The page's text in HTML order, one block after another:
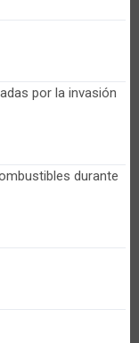
por la invasión
durante